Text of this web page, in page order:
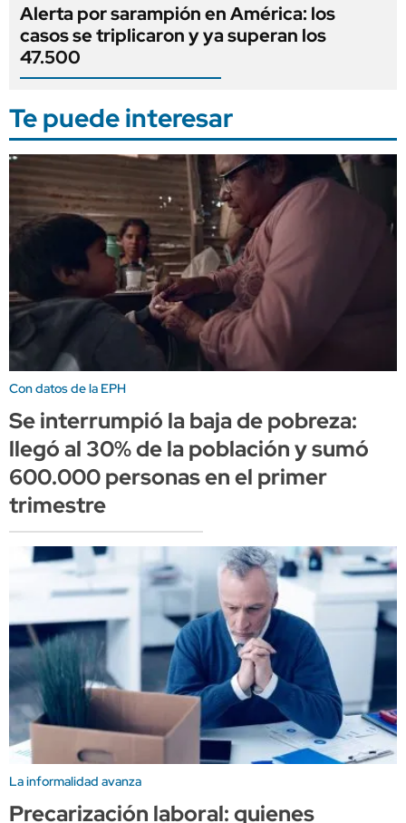
Alerta por sarampión en América: los
casos se triplicaron y ya superan los
47.500
Te puede interesar
Con datos de la EPH
Se interrumpió la baja de pobreza:
llegó al 30% de la población y sumó
600.000 personas en el primer
trimestre
La informalidad avanza
Precarización laboral: quienes